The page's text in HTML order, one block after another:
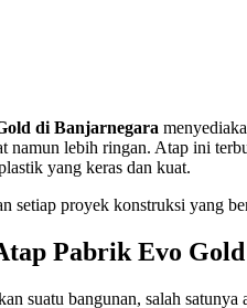
di Banjarnegara
namun lebih ringan. Atap ini
yang keras dan kuat.
setiap proyek konstruksi yang
Pabrik Evo
suatu bangunan, salah